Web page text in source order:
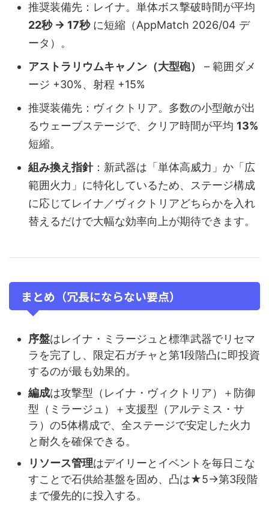
推奨装備先：レイナ。単体ボス撃破時間が平均
22秒 → 17秒に短縮（AppMatch 2026/04 デ
ータ）。
アストラリウムキャノン（大型砲）
– 範囲ダメ
ージ +30%、射程 +15%
推奨装備先：ヴィクトリア。多数の小型敵が出
るウェーブステージで、クリア時間が平均 13%
短縮。
組み換え指針：新武器は「単体高威力」か「広
範囲火力」に特化しているため、ステージ構成
に応じてレイナ／ヴィクトリアどちらかを入れ
替えるだけで大幅な効率向上が期待できます。
まとめ（冗長にならない要点）
序盤はレイナ・ミラージュと標準武器でリセマ
ラを完了し、限定石ガチャと第1段階凸に即投資
するのが最も効果的。
編成は攻撃型（レイナ・ヴィクトリア）＋防御
型（ミラージュ）＋支援型（アルテミス・サ
ラ）の5体構成で、全ステージで安定した火力
と耐久を確保できる。
リソース管理はデイリーとイベントを毎日こな
すことで石供給基盤を固め、凸は★5→第3段階
まで優先的に投入する。